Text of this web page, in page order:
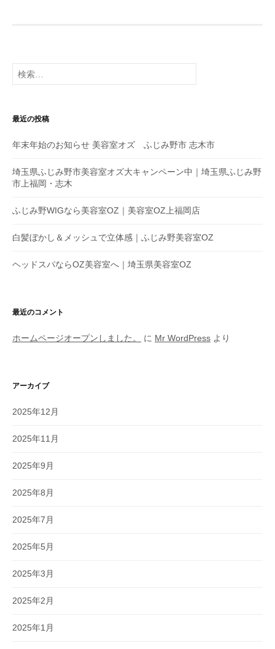
ゲ
シ
ョ
検
索
最近の投稿
年末年始のお知らせ 美容室オズ ふじみ野市 志木市
埼玉県ふじみ野市美容室オズ大キャンペーン中｜埼玉県ふじみ野
市上福岡・志木
ふじみ野WIGなら美容室OZ｜美容室OZ上福岡店
白髪ぼかし＆メッシュで立体感｜ふじみ野美容室OZ
ヘッドスパならOZ美容室へ｜埼玉県美容室OZ
最近のコメント
ホームページオープンしました。 に Mr WordPress より
アーカイブ
2025年12月
2025年11月
2025年9月
2025年8月
2025年7月
2025年5月
2025年3月
2025年2月
2025年1月